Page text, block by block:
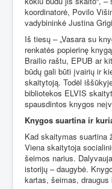
koordinatorė, Povilo
vadybininkė Justina
Iš tiesų – „Vasara su
renkatės popierinę
Brailio raštu, EPUB ar
būdų gali būti įvairių ir
skaitytoją. Todėl
bibliotekos ELVIS
spausdintos knygos
Knygos suartina ir
Kad skaitymas suartina
Viena skaitytoja
šeimos narius.
istorijų – daugybė.
kartas, šeimas, draugus